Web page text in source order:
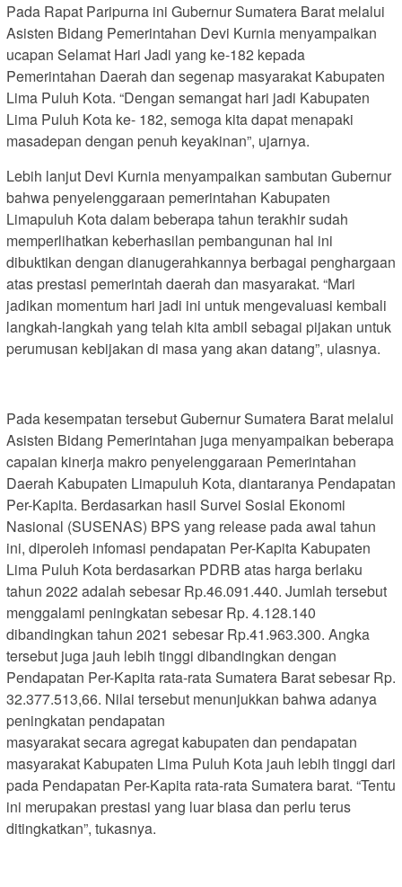
Pada Rapat Paripurna ini Gubernur Sumatera Barat melalui
Asisten Bidang Pemerintahan Devi Kurnia menyampaikan
ucapan Selamat Hari Jadi yang ke-182 kepada
Pemerintahan Daerah dan segenap masyarakat Kabupaten
Lima Puluh Kota. “Dengan semangat hari jadi Kabupaten
Lima Puluh Kota ke- 182, semoga kita dapat menapaki
masadepan dengan penuh keyakinan”, ujarnya.
Lebih lanjut Devi Kurnia menyampaikan sambutan Gubernur
bahwa penyelenggaraan pemerintahan Kabupaten
Limapuluh Kota dalam beberapa tahun terakhir sudah
memperlihatkan keberhasilan pembangunan hal ini
dibuktikan dengan dianugerahkannya berbagai penghargaan
atas prestasi pemerintah daerah dan masyarakat. “Mari
jadikan momentum hari jadi ini untuk mengevaluasi kembali
langkah-langkah yang telah kita ambil sebagai pijakan untuk
perumusan kebijakan di masa yang akan datang”, ulasnya.
Pada kesempatan tersebut Gubernur Sumatera Barat melalui
Asisten Bidang Pemerintahan juga menyampaikan beberapa
capaian kinerja makro penyelenggaraan Pemerintahan
Daerah Kabupaten Limapuluh Kota, diantaranya Pendapatan
Per-Kapita. Berdasarkan hasil Survei Sosial Ekonomi
Nasional (SUSENAS) BPS yang release pada awal tahun
ini, diperoleh infomasi pendapatan Per-Kapita Kabupaten
Lima Puluh Kota berdasarkan PDRB atas harga berlaku
tahun 2022 adalah sebesar Rp.46.091.440. Jumlah tersebut
menggalami peningkatan sebesar Rp. 4.128.140
dibandingkan tahun 2021 sebesar Rp.41.963.300. Angka
tersebut juga jauh lebih tinggi dibandingkan dengan
Pendapatan Per-Kapita rata-rata Sumatera Barat sebesar Rp.
32.377.513,66. Nilai tersebut menunjukkan bahwa adanya
peningkatan pendapatan
masyarakat secara agregat kabupaten dan pendapatan
masyarakat Kabupaten Lima Puluh Kota jauh lebih tinggi dari
pada Pendapatan Per-Kapita rata-rata Sumatera barat. “Tentu
ini merupakan prestasi yang luar biasa dan perlu terus
ditingkatkan”, tukasnya.